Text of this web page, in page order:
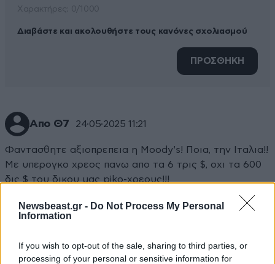
Newsbeast.gr - Do Not Process My Personal
Information
If you wish to opt-out of the sale, sharing to third parties, or
processing of your personal or sensitive information for
Διαβάστε και ακολουθήστε τους κανόνες σχολιασμού
ΠΡΟΣΘΗΚΗ
Απο Θ7 24·05·2025 11:21
Φαντασθητε αξιοπρεπεια η Μoody's! Ποια, την Ιταλια!!
Με υπερογκο χρεος πανω απο τα 6 τρις $, οχι τα 600
δις $ του δικου μας piko-χρεους!!!
Απαντήστε 0